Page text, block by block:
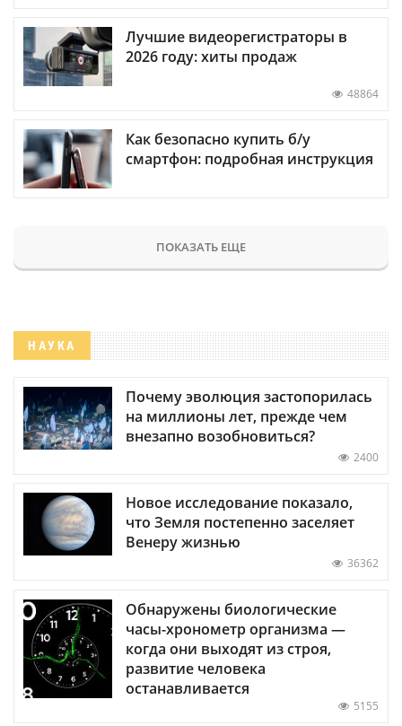
Лучшие видеорегистраторы в
2026 году: хиты продаж
48864
Как безопасно купить б/у
смартфон: подробная инструкция
ПОКАЗАТЬ ЕЩЕ
НАУКА
Почему эволюция застопорилась
на миллионы лет, прежде чем
внезапно возобновиться?
2400
Новое исследование показало,
что Земля постепенно заселяет
Венеру жизнью
36362
Обнаружены биологические
часы-хронометр организма —
когда они выходят из строя,
развитие человека
останавливается
5155